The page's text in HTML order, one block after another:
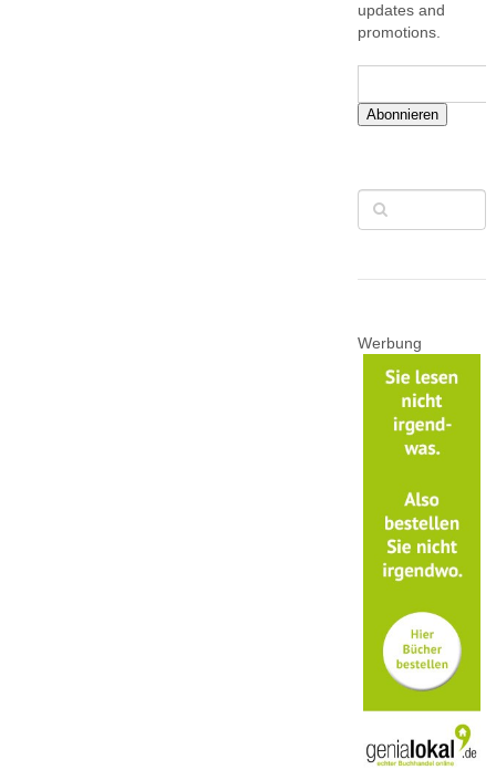
updates and
promotions.
Abonnieren
Werbung